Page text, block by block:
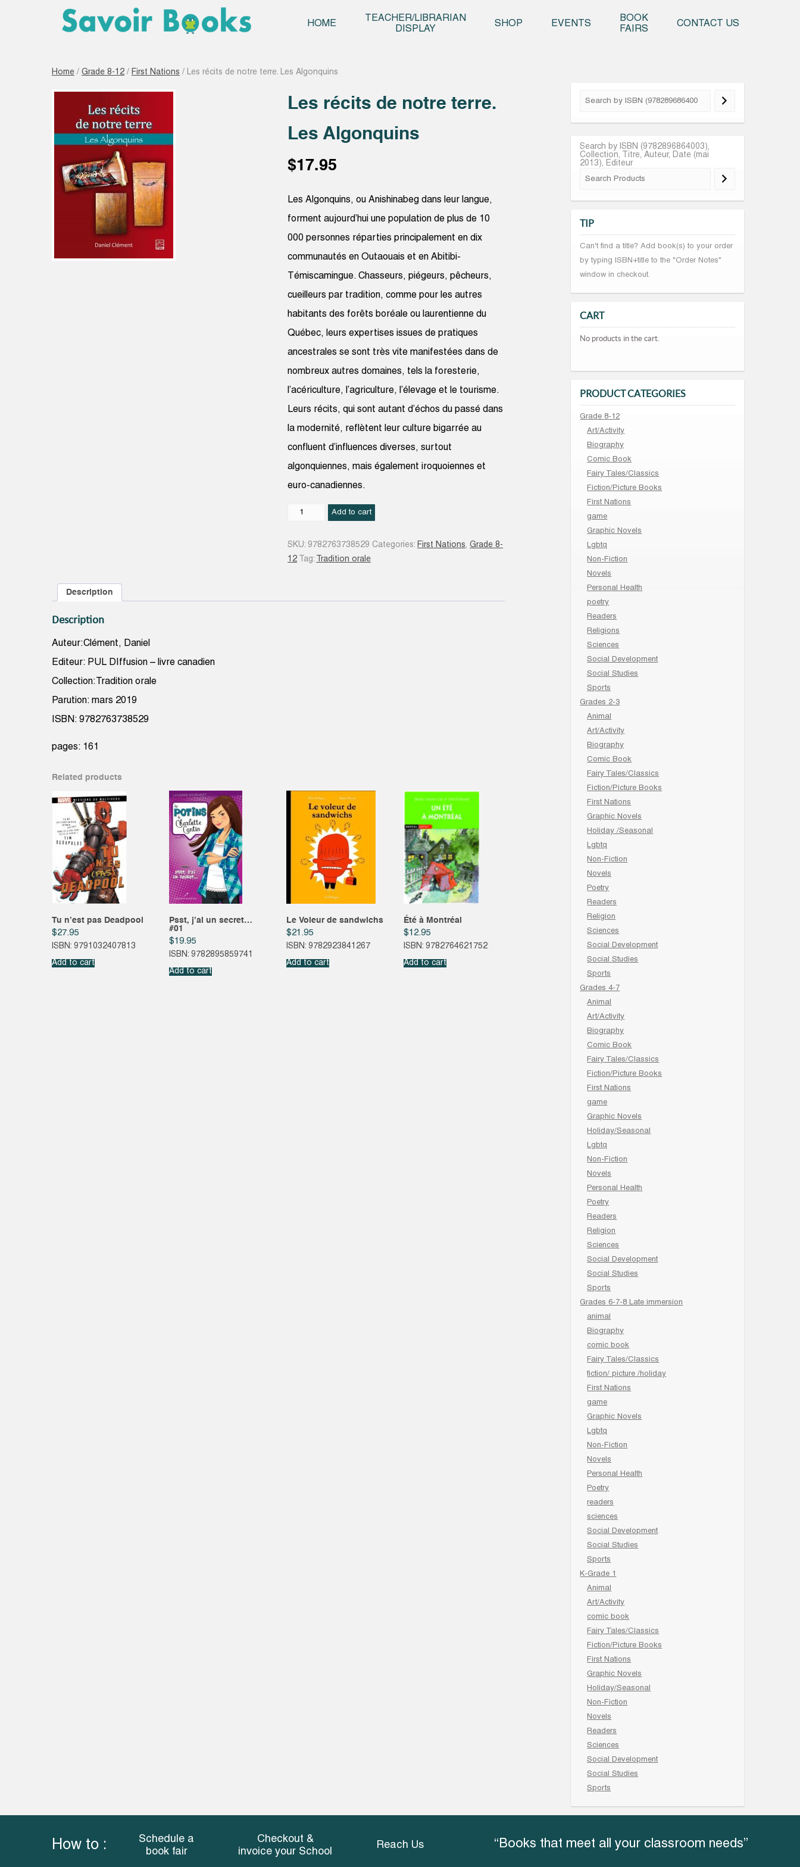
HOME
TEACHER/LIBRARIAN
DISPLAY
SHOP EVENTS
BOOK
FAIRS
CONTACT US
Home / Grade 8-12 / First Nations / Les récits de notre terre. Les Algonquins
Les récits de notre terre.
Les Algonquins
$17.95
Les Algonquins, ou Anishinabeg dans leur langue,
forment aujourd’hui une population de plus de 10
000 personnes réparties principalement en dix
communautés en Outaouais et en Abitibi-
Témiscamingue. Chasseurs, piégeurs, pêcheurs,
cueilleurs par tradition, comme pour les autres
habitants des forêts boréale ou laurentienne du
Québec, leurs expertises issues de pratiques
ancestrales se sont très vite manifestées dans de
nombreux autres domaines, tels la foresterie,
l’acériculture, l’agriculture, l’élevage et le tourisme.
Leurs récits, qui sont autant d’échos du passé dans
la modernité, reflètent leur culture bigarrée au
confluent d’influences diverses, surtout
algonquiennes, mais également iroquoiennes et
euro-canadiennes.
Les
Add to cart
SKU: 9782763738529 Categories: First Nations,Grade 8-
12
Tag: Tradition orale
Description
Description
Auteur:Clément, Daniel
Editeur: PUL DIffusion – livre canadien
Collection:Tradition orale
Parution: mars 2019
ISBN: 9782763738529
pages: 161
Related products
Tu n’est pas Deadpool
$27.95
ISBN: 9791032407813
Add to cart
Psst, j’ai un secret…
#01
$19.95
ISBN: 9782895859741
Add to cart
Le Voleur de sandwichs
$21.95
ISBN: 9782923841267
Add to cart
Été à Montréal
$12.95
ISBN: 9782764621752
Add to cart
Search by ISBN (9782896864003),
Collection, Titre, Auteur, Date (mai
2013), Editeur
TIP
Can't find a title? Add book(s) to your order
by typing ISBN+title to the "Order Notes"
window in checkout.
CART
No products in the cart.
PRODUCT CATEGORIES
Grade 8-12
Art/Activity
Biography
Comic Book
Fairy Tales/Classics
Fiction/Picture Books
First Nations
game
Graphic Novels
Lgbtq
Non-Fiction
Novels
Personal Health
poetry
Readers
Religions
Sciences
Social Development
Social Studies
Sports
Grades 2-3
Animal
Art/Activity
Biography
Comic Book
Fairy Tales/Classics
Fiction/Picture Books
First Nations
Graphic Novels
Holiday /Seasonal
Lgbtq
Non-Fiction
Novels
Poetry
Readers
Religion
Sciences
Social Development
Social Studies
Sports
Grades 4-7
Animal
Art/Activity
Biography
Comic Book
Fairy Tales/Classics
Fiction/Picture Books
First Nations
game
Graphic Novels
Holiday/Seasonal
Lgbtq
Non-Fiction
Novels
Personal Health
Poetry
Readers
Religion
Sciences
Social Development
Social Studies
Sports
Grades 6-7-8 Late immersion
animal
Biography
comic book
Fairy Tales/Classics
fiction/ picture /holiday
First Nations
game
Graphic Novels
Lgbtq
Non-Fiction
Novels
Personal Health
Poetry
readers
sciences
Social Development
Social Studies
Sports
K-Grade 1
Animal
Art/Activity
comic book
Fairy Tales/Classics
Fiction/Picture Books
First Nations
Graphic Novels
Holiday/Seasonal
Non-Fiction
Novels
Readers
Sciences
Social Development
Social Studies
Sports
How to :
Schedule a
book fair
Checkout &
invoice your School
Reach Us “Books that meet all your classroom needs”